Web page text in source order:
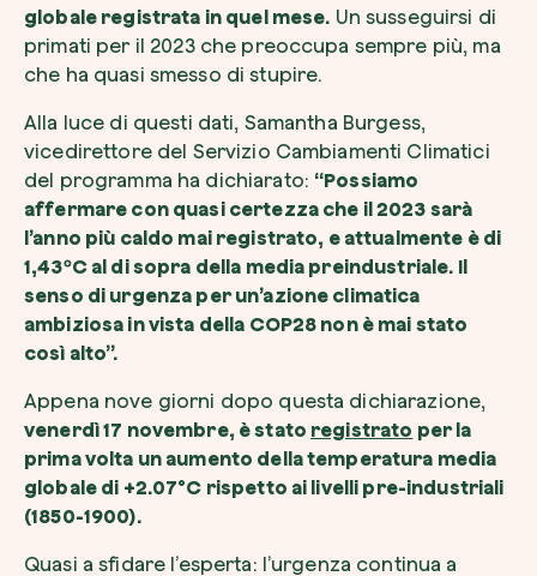
globale registrata in quel mese. Un susseguirsi di
primati per il 2023 che preoccupa sempre più, ma
che ha quasi smesso di stupire.
Alla luce di questi dati, Samantha Burgess,
vicedirettore del Servizio Cambiamenti Climatici
del programma ha dichiarato: “Possiamo
affermare con quasi certezza che il 2023 sarà
l’anno più caldo mai registrato, e attualmente è di
1,43ºC al di sopra della media preindustriale. Il
senso di urgenza per un’azione climatica
ambiziosa in vista della COP28 non è mai stato
così alto”.
Appena nove giorni dopo questa dichiarazione,
venerdì 17 novembre, è stato registrato per la
prima volta un aumento della temperatura media
globale di +2.07°C rispetto ai livelli pre-industriali
(1850-1900).
Quasi a sfidare l’esperta: l’urgenza continua a